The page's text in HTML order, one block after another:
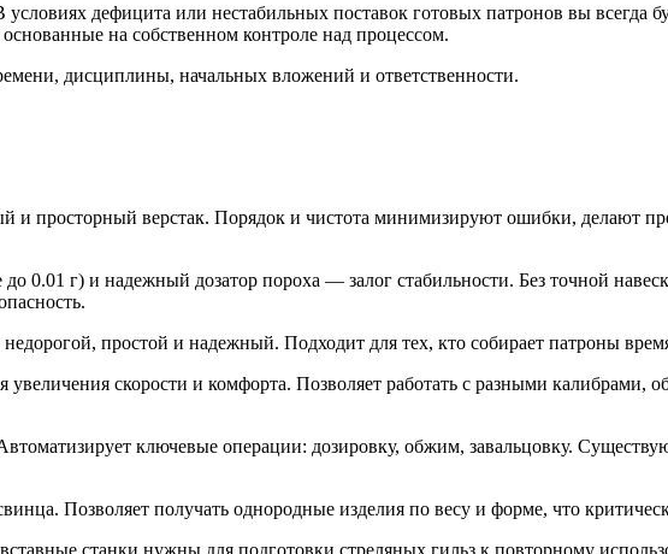
дефицита или нестабильных поставок готовых патронов вы всегда
на собственном контроле над процессом.
дисциплины, начальных вложений и ответственности.
просторный верстак. Порядок и чистота минимизируют ошибки, делают
0.01 г) и надежный дозатор пороха — залог стабильности. Без точной
простой и надежный. Подходит для тех, кто собирает патроны
скорости и комфорта. Позволяет работать с разными калибрами,
ключевые операции: дозировку, обжим, завальцовку.
Позволяет получать однородные изделия по весу и форме, что